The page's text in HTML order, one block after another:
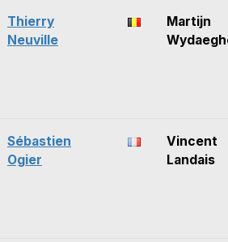
Thierry
Neuville
Martijn
Sébastien
Ogier
Vincent
Landais